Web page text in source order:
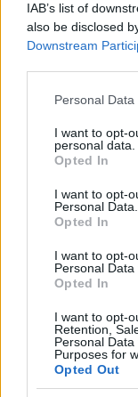
IAB’s list of
also be disclosed
Downstream
Please note that
not limited to your
grant or deny
use your data for
consent section.
Personal
I want to opt-
personal data.
Opted In
I want to opt-
Personal Data.
Opted In
I want to opt-
Personal Data
Opted In
I want to opt-
Retention,
Personal
Purposes for
Opted Out